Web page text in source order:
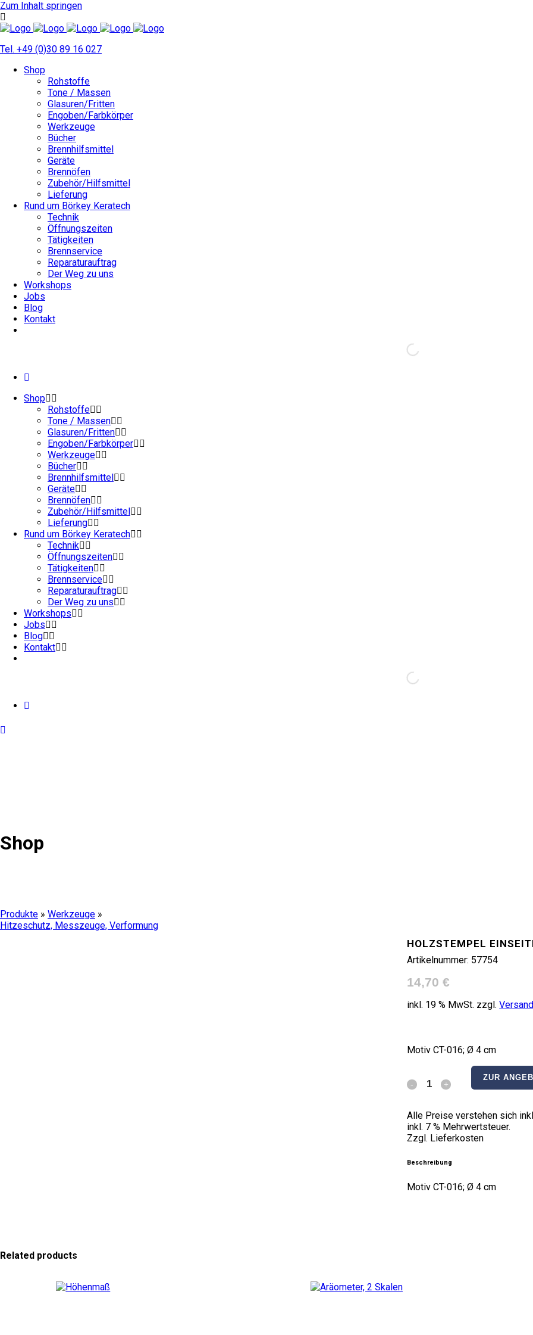
Zum Inhalt springen
Tel. +49 (0)30 89 16 027
Shop
Rohstoffe
Tone / Massen
Glasuren/Fritten
Engoben/Farbkörper
Werkzeuge
Bücher
Brennhilfsmittel
Geräte
Brennöfen
Zubehör/Hilfsmittel
Lieferung
Rund um Börkey Keratech
Technik
Öffnungszeiten
Tätigkeiten
Brennservice
Reparaturauftrag
Der Weg zu uns
Workshops
Jobs
Blog
Kontakt
Shop
Rohstoffe
Tone / Massen
Glasuren/Fritten
Engoben/Farbkörper
Werkzeuge
Bücher
Brennhilfsmittel
Geräte
Brennöfen
Zubehör/Hilfsmittel
Lieferung
Rund um Börkey Keratech
Technik
Öffnungszeiten
Tätigkeiten
Brennservice
Reparaturauftrag
Der Weg zu uns
Workshops
Jobs
Blog
Kontakt
Shop
Produkte » Werkzeuge »
Hitzeschutz, Messzeuge, Verformung
HOLZSTEMPEL
Artikelnummer: 57754
14,70€
inkl. 19 % MwSt. zzgl.
Motiv CT-016; Ø 4 cm
Holzstempel
quantity
ZUR
Alle Preise verstehen sich
inkl. 7 % Mehrwertsteuer.
Zzgl. Lieferkosten
Beschreibung
Motiv CT-016; Ø 4 cm
Related products